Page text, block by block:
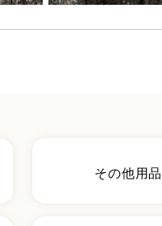
その他用品